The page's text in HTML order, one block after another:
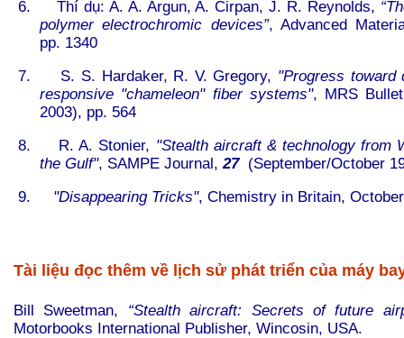
6. Thí dụ: A. A. Argun, A. Cirpan, J. R. Reynolds,
polymer electrochromic devices”, Advanced
pp. 1340
7.
S. S. Hardaker, R. V. Gregory, "Progress toward
responsive "chameleon" fiber systems", MRS
2003), pp. 564
8.
R. A. Stonier, "Stealth aircraft & technology from
the Gulf", SAMPE Journal,27(September/October
9.
"Disappearing Tricks", Chemistry in Britain,
Tài liệu đọc thêm về lịch sử phát triển của máy
Bill Sweetman, “Stealth aircraft: Secrets of future
Motorbooks International Publisher, Wincosin, USA.